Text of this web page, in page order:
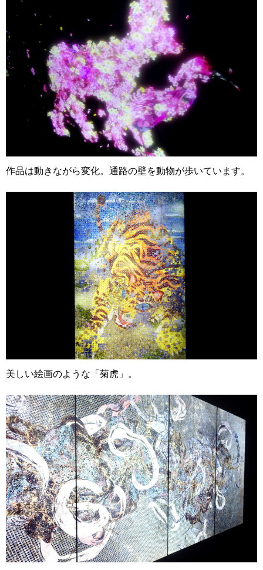
作品は動きながら変化。通路の壁を動物が歩いています。
美しい絵画のような「菊虎」。